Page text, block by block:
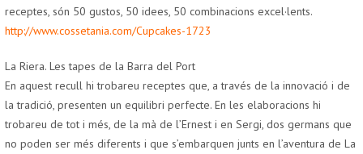
receptes, són 50 gustos, 50 idees, 50 combinacions excel·lents.
http://www.cossetania.com/Cupcakes-1723
La Riera. Les tapes de la Barra del Port
En aquest recull hi trobareu receptes que, a través de la innovació i de
la tradició, presenten un equilibri perfecte. En les elaboracions hi
trobareu de tot i més, de la mà de l’Ernest i en Sergi, dos germans que
no poden ser més diferents i que s’embarquen junts en l’aventura de La